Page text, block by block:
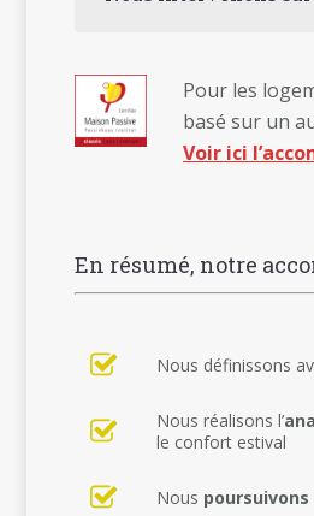
Pour les
basé sur un
Voir ici
En résumé, notre
Nous définissons
Nous réalisons l’
le confort estival
Nous